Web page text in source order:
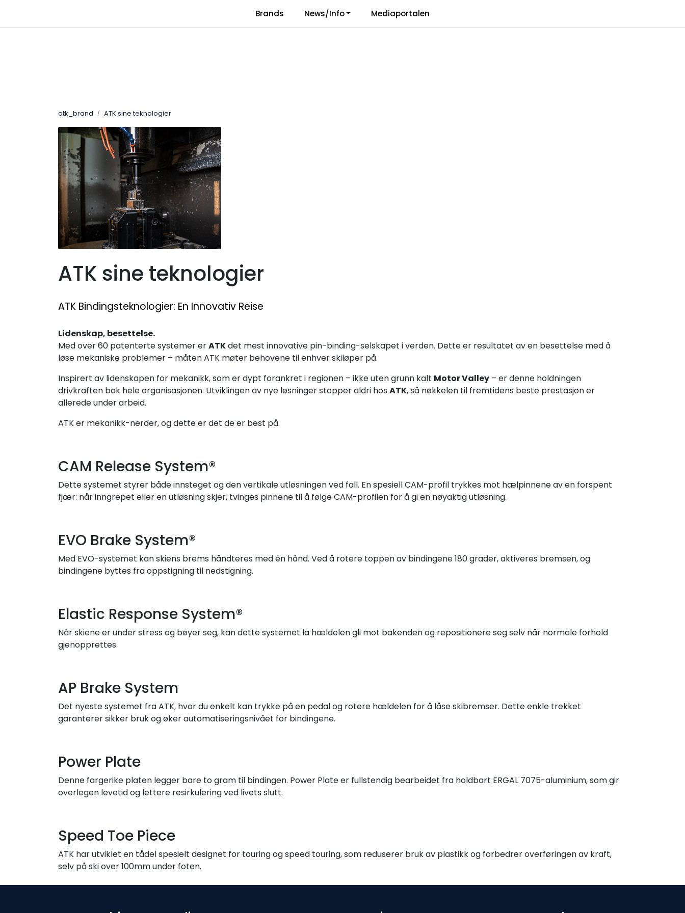
Responsibility Language
Brands News/Info Mediaportalen
atk_brand ATK sine teknologier
ATK sine teknologier
ATK Bindingsteknologier: En Innovativ Reise
Lidenskap, besettelse.
Med over 60 patenterte systemer erATKdet mest innovative pin-binding-selskapet i verden. Dette er resultatet av en besettelse med å
løse mekaniske problemer – måten ATK møter behovene til enhver skiløper på.
Inspirert av lidenskapen for mekanikk, som er dypt forankret i regionen – ikke uten grunn kalt Motor Valley – er denne holdningen
drivkraften bak hele organisasjonen. Utviklingen av nye løsninger stopper aldri hos ATK, så nøkkelen til fremtidens beste prestasjon er
allerede under arbeid.
ATK er mekanikk-nerder, og dette er det de er best på.
CAM Release System®
Dette systemet styrer både innsteget og den vertikale utløsningen ved fall. En spesiell CAM-profil trykkes mot hælpinnene av en forspent
fjær: når inngrepet eller en utløsning skjer, tvinges pinnene til å følge CAM-profilen for å gi en nøyaktig utløsning.
EVO Brake System®
Med EVO-systemet kan skiens brems håndteres med én hånd. Ved å rotere toppen av bindingene 180 grader, aktiveres bremsen, og
bindingene byttes fra oppstigning til nedstigning.
Elastic Response System®
Når skiene er under stress og bøyer seg, kan dette systemet la hældelen gli mot bakenden og repositionere seg selv når normale forhold
gjenopprettes.
AP Brake System
Det nyeste systemet fra ATK, hvor du enkelt kan trykke på en pedal og rotere hældelen for å låse skibremser. Dette enkle trekket
garanterer sikker bruk og øker automatiseringsnivået for bindingene.
Power Plate
Denne fargerike platen legger bare to gram til bindingen. Power Plate er fullstendig bearbeidet fra holdbart ERGAL 7075-aluminium, som gir
overlegen levetid og lettere resirkulering ved livets slutt.
Speed Toe Piece
ATK har utviklet en tådel spesielt designet for touring og speed touring, som reduserer bruk av plastikk og forbedrer overføringen av kraft,
selv på ski over 100mm under foten.